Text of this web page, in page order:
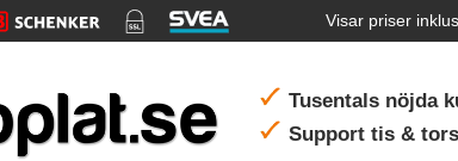
Visar priser
Tusentals nöjda
Support tis &